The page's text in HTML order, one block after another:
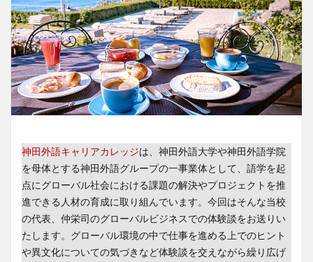
神田外語キャリアカレッジは、神田外語大学や神田外語学院
を母体とする神田外語グループの一事業体として、語学を起
点にグローバル社会における課題の解決やプロジェクトを推
進できる人材の育成に取り組んでいます。今回はそんな当校
の代表、仲栄司のグローバルビジネスでの体験談をお送りい
たします。グローバル環境の中で仕事を進める上でのヒント
や異文化についての気づきなど体験談を交えながら繰り広げ